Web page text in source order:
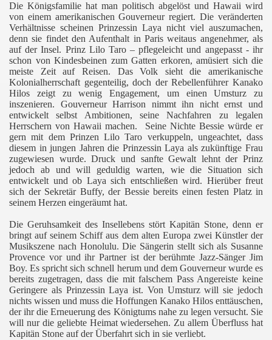
Die Königsfamilie hat man politisch abgelöst und Hawaii wird
von einem amerikanischen Gouverneur regiert. Die veränderten
Verhältnisse scheinen Prinzessin Laya nicht viel auszumachen,
denn sie findet den Aufenthalt in Paris weitaus angenehmer, als
auf der Insel. Prinz Lilo Taro – pflegeleicht und angepasst - ihr
schon von Kindesbeinen zum Gatten erkoren, amüsiert sich die
meiste Zeit auf Reisen. Das Volk sieht die amerikanische
Kolonialherrschaft gegenteilig, doch der Rebellenführer Kanako
Hilos zeigt zu wenig Engagement, um einen Umsturz zu
inszenieren. Gouverneur Harrison nimmt ihn nicht ernst und
entwickelt selbst Ambitionen, seine Nachfahren zu legalen
Herrschern von Hawaii machen.
Seine Nichte Bessie würde er
gern mit dem Prinzen Lilo Taro verkuppeln, ungeachtet, dass
diesem in jungen Jahren die Prinzessin Laya als zukünftige Frau
zugewiesen wurde. Druck und sanfte Gewalt lehnt der Prinz
jedoch ab und will geduldig warten, wie die Situation sich
entwickelt und ob Laya sich entschließen wird. Hierüber freut
sich der Sekretär Buffy, der Bessie bereits einen festen Platz in
seinem Herzen eingeräumt hat.
Die Geruhsamkeit des Insellebens stört Kapitän Stone, denn er
bringt auf seinem Schiff aus dem alten Europa zwei Künstler der
Musikszene nach Honolulu. Die Sängerin stellt sich als Susanne
Provence vor und ihr Partner ist der berühmte Jazz-Sänger Jim
Boy. Es spricht sich schnell herum und dem Gouverneur wurde es
bereits zugetragen, dass die mit falschem Pass Angereiste keine
Geringere als Prinzessin Laya ist. Von Umsturz will sie jedoch
nichts wissen und muss die Hoffungen Kanako Hilos enttäuschen,
der ihr die Erneuerung des Königtums nahe zu legen versucht. Sie
will nur die geliebte Heimat wiedersehen. Zu allem Überfluss hat
Kapitän Stone auf der Überfahrt sich in sie verliebt.